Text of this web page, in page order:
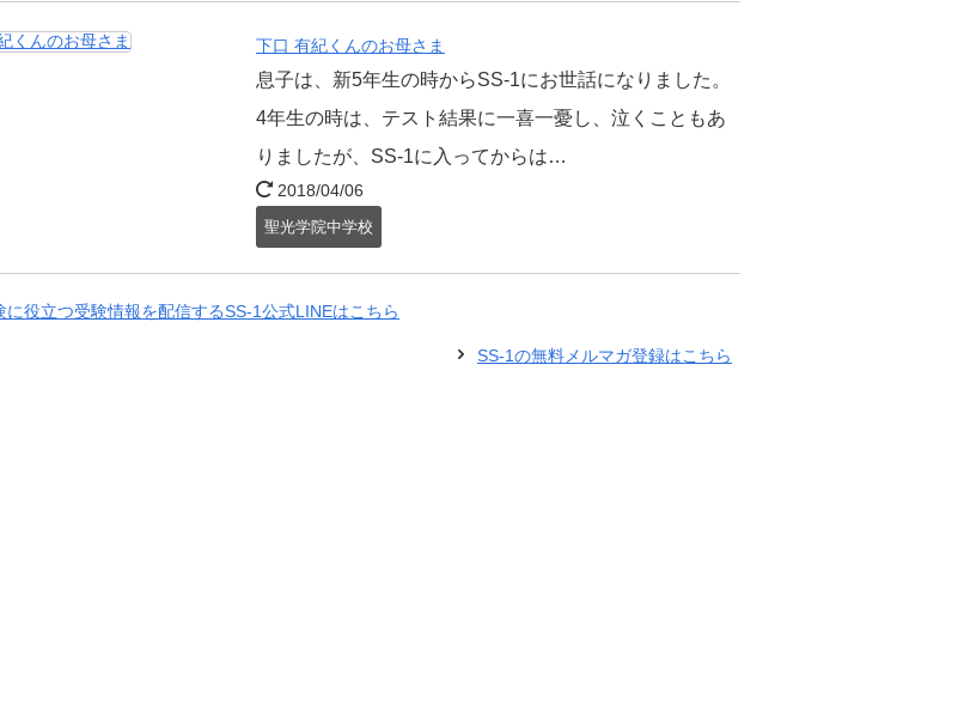
下口 有紀くんのお母さま
息子は、新5年生の時からSS-1にお世話になりました。
4年生の時は、テスト結果に一喜一憂し、泣くこともあ
りましたが、SS-1に入ってからは…
2018/04/06
聖光学院中学校
SS-1の無料メルマガ登録はこちら